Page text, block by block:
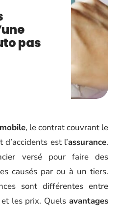
pas
, le contrat couvrant le
est l’assurance.
versé pour faire des
causés par ou à un tiers.
sont différentes entre
les prix. Quels avantages